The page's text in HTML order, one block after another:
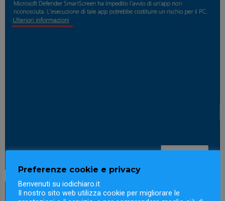
Preferenze cookie e privacy
Benvenuti su iodichiaro.it
Il nostro sito web utilizza cookie per migliorare le